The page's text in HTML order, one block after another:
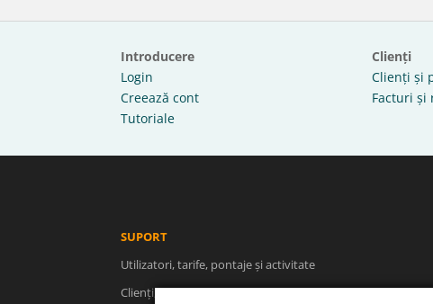
Introducere
Login
Creează cont
Tutoriale
Clienți
Clienți și
Facturi și
SUPORT
Utilizatori, tarife, pontaje și activitate
Clienți, proiecte, cheltuieli, fluxuri de facturare